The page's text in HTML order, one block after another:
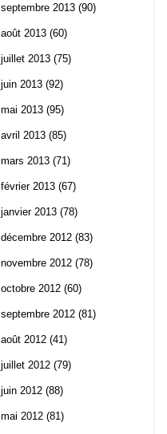
septembre 2013 (90)
août 2013 (60)
juillet 2013 (75)
juin 2013 (92)
mai 2013 (95)
avril 2013 (85)
mars 2013 (71)
février 2013 (67)
janvier 2013 (78)
décembre 2012 (83)
novembre 2012 (78)
octobre 2012 (60)
septembre 2012 (81)
août 2012 (41)
juillet 2012 (79)
juin 2012 (88)
mai 2012 (81)